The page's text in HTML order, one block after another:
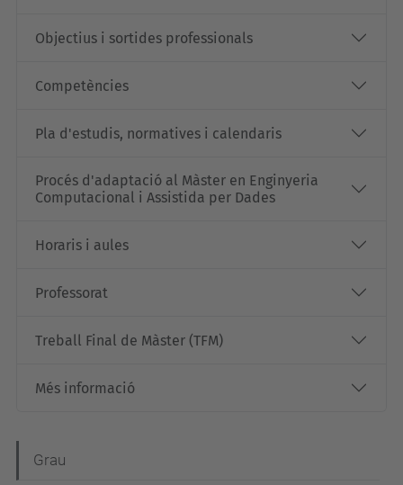
Objectius i sortides professionals
Competències
Pla d'estudis, normatives i calendaris
Procés d'adaptació al Màster en Enginyeria
Computacional i Assistida per Dades
Horaris i aules
Professorat
Treball Final de Màster (TFM)
Més informació
Grau